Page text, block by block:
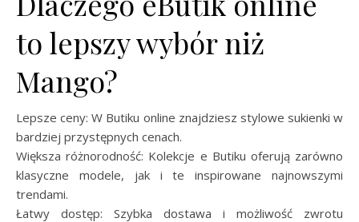
to lepszy wybór niż
Mango?
Lepsze ceny: W Butiku online znajdziesz stylowe sukienki w
bardziej przystępnych cenach.
Większa różnorodność: Kolekcje e Butiku oferują zarówno
klasyczne modele, jak i te inspirowane najnowszymi
trendami.
Łatwy dostęp: Szybka dostawa i możliwość zwrotu